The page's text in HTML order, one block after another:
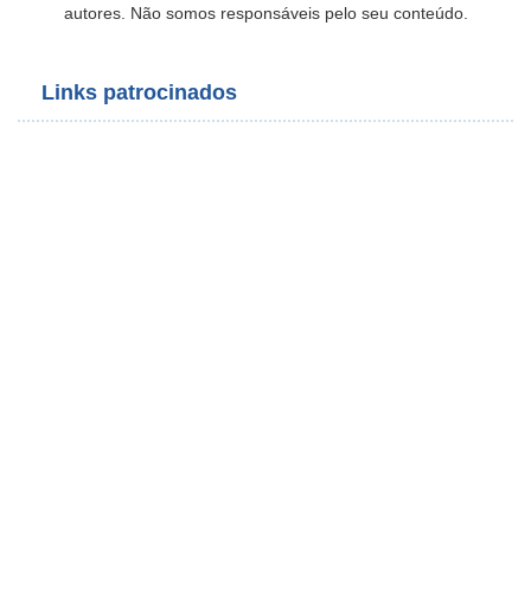
autores. Não somos responsáveis pelo seu conteúdo.
Links patrocinados